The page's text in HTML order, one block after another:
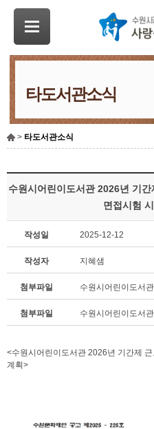
> 타도서관소식
타도서관소식
수원시어린이도서관 2026년 기
면접시험
작성일 2025-12-12
작성자 지혜샘
첨부파일 수원시어린이도서
첨부파일 수원시어린이도서
<수원시어린이도서관 2026년 기간제
계획>